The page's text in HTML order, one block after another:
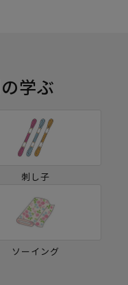
学ぶ
刺し子
ソーイング